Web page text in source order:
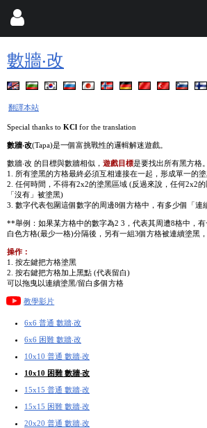
數牆‧改
翻譯本站
Special thanks to KCl for the translation
數牆‧改(Tapa)是一個富挑戰性的邏輯解迷遊戲。
數牆‧改 的目標與數牆相似， 遊戲目標是要找出所有黑方格。
1. 所有塗黑的方格最終必須互相連接在一起，形成單一的
2. 任何時間，不得有2x2的塗黑區域 (反過來說，任何2x2
「沒有」被塗黑)
3. 數字代表包圍這個數字的周邊8個方格中，有多少個「連
**舉例：如果某方格中的數字為2 3，代表其周遭8格中，
白色方格(最少一格)分隔後，另有一組3個方格被連續塗黑，
操作：
1. 按左鍵把方格塗黑
2. 按右鍵把方格加上黑點 (代表留白)
可以拖曳以連續塗黑/留白多個方格
教學影片
6x6 普通 數牆‧改
6x6 困難 數牆‧改
10x10 普通 數牆‧改
10x10 困難 數牆‧改
15x15 普通 數牆‧改
15x15 困難 數牆‧改
20x20 普通 數牆‧改